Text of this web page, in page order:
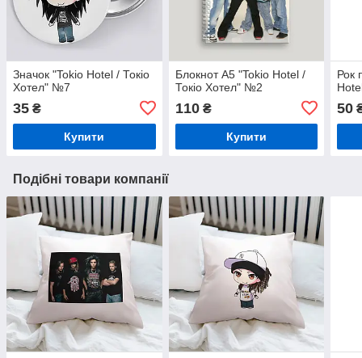
Значок "Tokio Hotel / Токіо
Хотел" №7
35 ₴
Купити
Блокнот А5 "Tokio Hotel /
Токіо Хотел" №2
110₴
Купити
Рок
50
Подібні товари компанії